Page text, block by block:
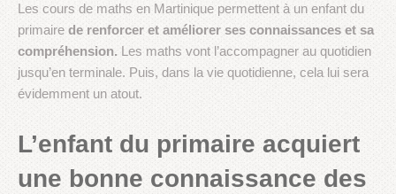
Les cours de maths en Martinique permettent à un enfant du
primaire de renforcer et améliorer ses connaissances et sa
compréhension. Les maths vont l’accompagner au quotidien
jusqu’en terminale. Puis, dans la vie quotidienne, cela lui sera
évidemment un atout.
L’enfant du primaire acquiert
une bonne connaissance des